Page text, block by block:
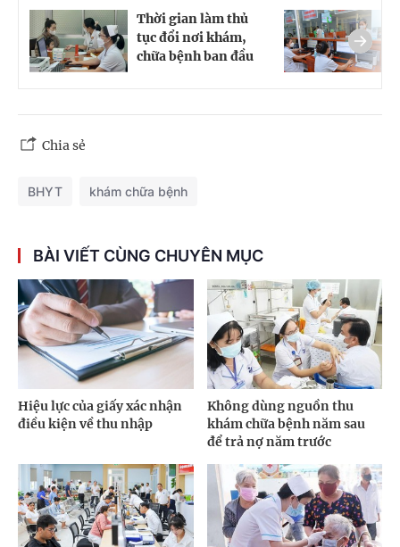
Thời gian làm thủ
tục đổi nơi khám,
chữa bệnh ban đầu
Chia sẻ
BHYT khám chữa bệnh
BÀI VIẾT CÙNG CHUYÊN MỤC
Hiệu lực của giấy xác nhận
điều kiện về thu nhập
Không dùng nguồn thu
khám chữa bệnh năm sau
để trả nợ năm trước